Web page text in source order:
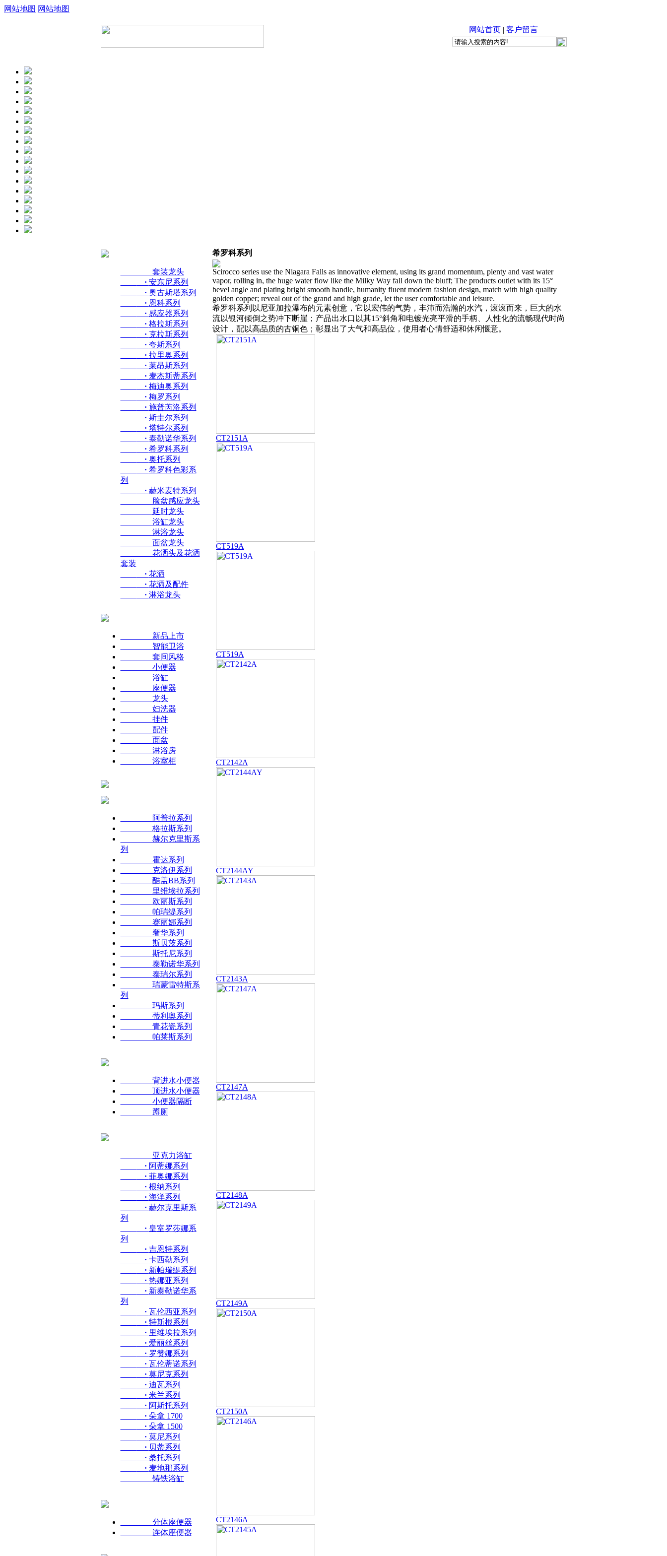
网站地图 网站地图
网站首页| 客户留言
套装龙头
· 安东尼系列
· 奥古斯塔系列
· 恩科系列
· 感应器系列
· 格拉斯系列
· 克拉斯系列
· 夸斯系列
· 拉里奥系列
· 莱昂斯系列
· 麦杰斯蒂系列
· 梅迪奥系列
· 梅罗系列
· 施普芮洛系列
· 斯圭尔系列
· 塔特尔系列
· 泰勒诺华系列
· 希罗科系列
· 奥托系列
· 希罗科色彩系
列
· 赫米麦特系列
脸盆感应龙头
延时龙头
浴缸龙头
淋浴龙头
面盆龙头
花洒头及花洒
套装
· 花洒
· 花洒及配件
· 淋浴龙头
新品上市
智能卫浴
套间风格
小便器
浴缸
座便器
龙头
妇洗器
挂件
配件
面盆
淋浴房
浴室柜
阿普拉系列
格拉斯系列
赫尔克里斯系
列
霍达系列
克洛伊系列
酷盖BB系列
里维埃拉系列
欧丽斯系列
帕瑞缇系列
赛丽娜系列
奢华系列
斯贝茨系列
斯托尼系列
泰勒诺华系列
泰瑞尔系列
瑞蒙雷特斯系
列
玛斯系列
蒂利奥系列
青花瓷系列
帕莱斯系列
背进水小便器
顶进水小便器
小便器隔断
蹲厕
亚克力浴缸
· 阿蒂娜系列
· 菲奥娜系列
· 根纳系列
· 海洋系列
· 赫尔克里斯系
列
· 皇室罗莎娜系
列
· 吉恩特系列
· 卡西勒系列
· 新帕瑞缇系列
· 热娜亚系列
· 新泰勒诺华系
列
· 瓦伦西亚系列
· 特斯根系列
· 里维埃拉系列
· 爱丽丝系列
· 罗赞娜系列
· 瓦伦蒂诺系列
· 莫尼克系列
· 迪瓦系列
· 米兰系列
· 阿斯托系列
· 朵拿 1700
· 朵拿 1500
· 莫尼系列
· 贝蒂系列
· 桑托系列
· 麦地那系列
铸铁浴缸
分体座便器
连体座便器
希罗科系列
Scirocco series use the Niagara Falls as innovative element, using its grand momentum, plenty and vast water
vapor, rolling in, the huge water flow like the Milky Way fall down the bluff; The products outlet with its 15°
bevel angle and plating bright smooth handle, humanity fluent modern fashion design, match with high quality
golden copper; reveal out of the grand and high grade, let the user comfortable and leisure.
希罗科系列以尼亚加拉瀑布的元素创意，它以宏伟的气势，丰沛而浩瀚的水汽，滚滚而来，巨大的水
流以银河倾倒之势冲下断崖；产品出水口以其15°斜角和电镀光亮平滑的手柄、人性化的流畅现代时尚
设计，配以高品质的古铜色；彰显出了大气和高品位，使用者心情舒适和休闲惬意。
CT2151A
CT519A
CT519A
CT2142A
CT2144AY
CT2143A
CT2147A
CT2148A
CT2149A
CT2150A
CT2146A